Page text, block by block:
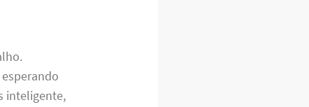
inteligente,